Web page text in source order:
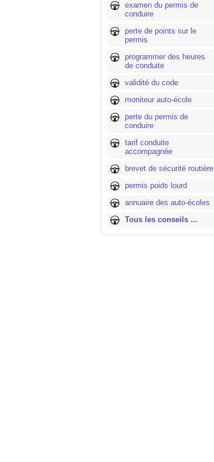
examen du permis de
conduire
perte de points sur le
permis
programmer des heures
de conduite
validité du code
moniteur auto-école
perte du permis de
conduire
tarif conduite
accompagnée
brevet de sécurité routière
permis poids lourd
annuaire des auto-écoles
Tous les conseils ...